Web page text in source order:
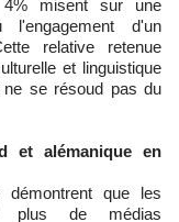
misent sur une
d'un
relative retenue
et linguistique
ne se résoud pas du
et alémanique en
que les
plus de médias